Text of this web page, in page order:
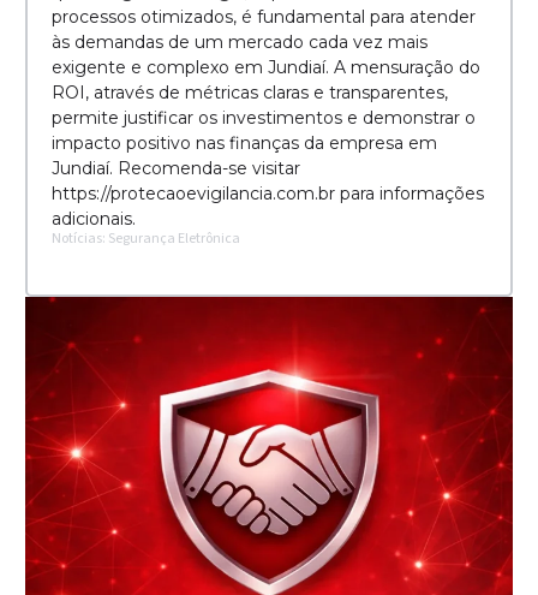
processos otimizados, é fundamental para atender
às demandas de um mercado cada vez mais
exigente e complexo em Jundiaí. A mensuração do
ROI, através de métricas claras e transparentes,
permite justificar os investimentos e demonstrar o
impacto positivo nas finanças da empresa em
Jundiaí. Recomenda-se visitar
https://protecaoevigilancia.com.br para informações
adicionais.
Notícias: Segurança Eletrônica